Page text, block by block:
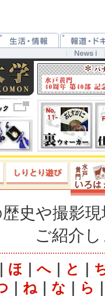
歴史や撮影
ご紹介
ほ へ と
ね｜ な ら